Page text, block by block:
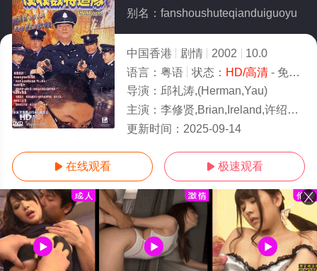
HD
别名：fanshoushuteqianduiguoyu
中国香港 剧情 2002
10.0
语言： 粤语 状态： HD/高清- 免费在线观看
导演： 邱礼涛,(Herman,Yau)
主演： 李修贤,Brian,Ireland,许绍雄,林雪,冯克安
更新时间： 2025-09-14
 在线观看  极速观看